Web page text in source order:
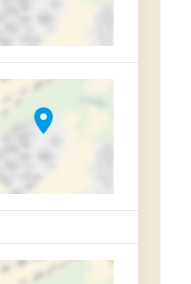
location_on